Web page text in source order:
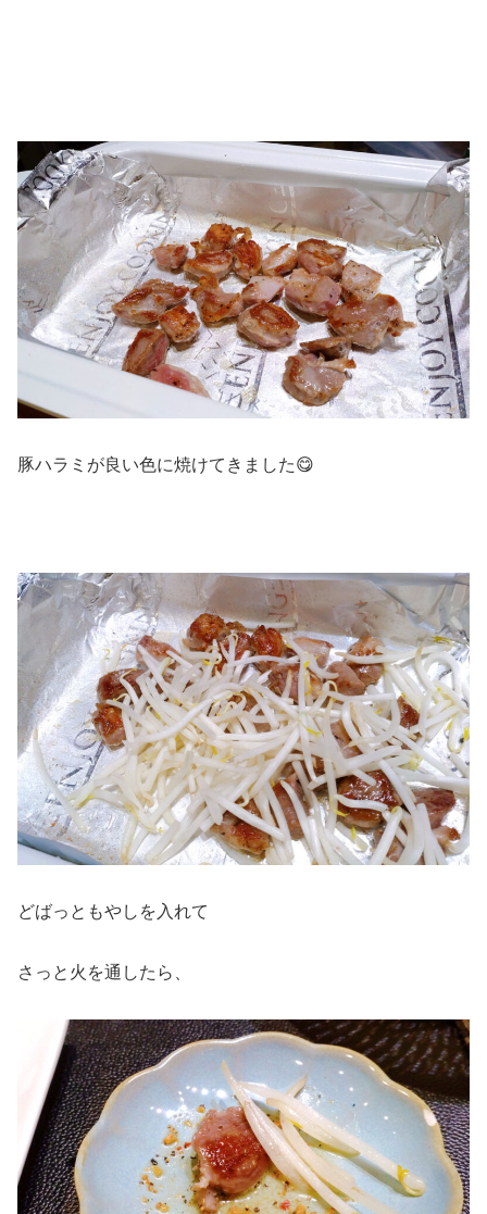
豚ハラミが良い色に焼けてきました😋
どばっともやしを入れて
さっと火を通したら、